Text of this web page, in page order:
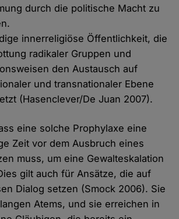
durch die politische Macht zu
innerreligiöse Öffentlichkeit, die
radikaler Gruppen und
den Austausch auf
und transnationaler Ebene
(Hasenclever/De Juan 2007).
eine solche Prophylaxe eine
Zeit vor dem Ausbruch eines
muss, um eine Gewalteskalation
gilt auch für Ansätze, die auf
Dialog setzen (Smock 2006). Sie
Atems, und sie erreichen in